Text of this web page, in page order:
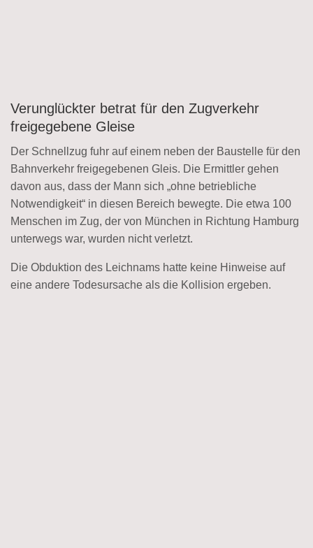
Verunglückter betrat für den Zugverkehr
freigegebene Gleise
Der Schnellzug fuhr auf einem neben der Baustelle für den
Bahnverkehr freigegebenen Gleis. Die Ermittler gehen
davon aus, dass der Mann sich „ohne betriebliche
Notwendigkeit“ in diesen Bereich bewegte. Die etwa 100
Menschen im Zug, der von München in Richtung Hamburg
unterwegs war, wurden nicht verletzt.
Die Obduktion des Leichnams hatte keine Hinweise auf
eine andere Todesursache als die Kollision ergeben.